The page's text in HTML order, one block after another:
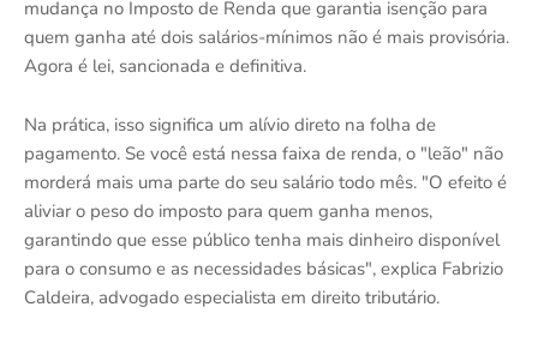
mudança no Imposto de Renda que garantia isenção para
quem ganha até dois salários-mínimos não é mais provisória.
Agora é lei, sancionada e definitiva.
Na prática, isso significa um alívio direto na folha de
pagamento. Se você está nessa faixa de renda, o "leão" não
morderá mais uma parte do seu salário todo mês. "O efeito é
aliviar o peso do imposto para quem ganha menos,
garantindo que esse público tenha mais dinheiro disponível
para o consumo e as necessidades básicas", explica Fabrizio
Caldeira, advogado especialista em direito tributário.